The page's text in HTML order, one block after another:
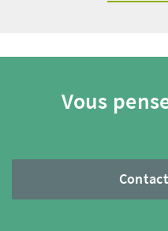
Vous